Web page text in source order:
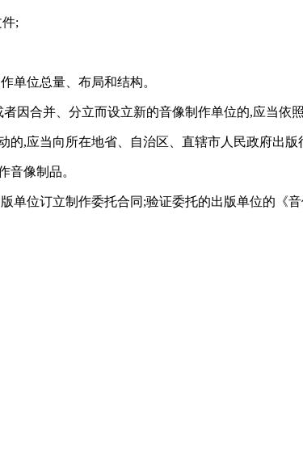
;
单位总量、布局和结构。
因合并、分立而设立新的音像制作单位的,应当依
,应当向所在地省、自治区、直辖市人民政府出版
音像制品。
单位订立制作委托合同;验证委托的出版单位的《